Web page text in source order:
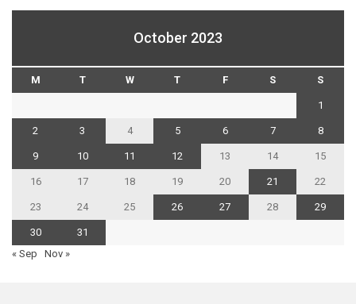
October 2023
M T W T F S S
1
2 3 4 5 6 7 8
9 10 11 12 13 14 15
16 17 18 19 20 21 22
23 24 25 26 27 28 29
30
31
« Sep
Nov »